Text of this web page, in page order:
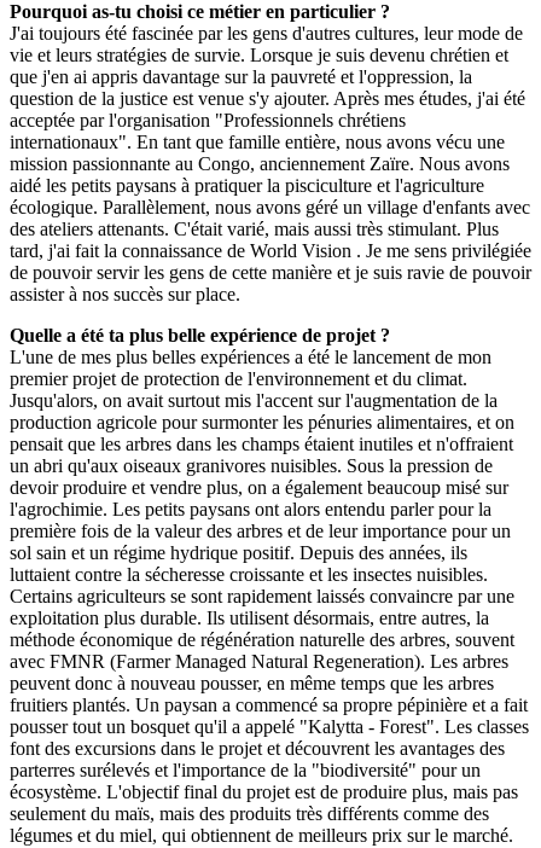
Pourquoi as-tu choisi ce métier en particulier ?
J'ai toujours été fascinée par les gens d'autres cultures, leur mode de
vie et leurs stratégies de survie. Lorsque je suis devenu chrétien et
que j'en ai appris davantage sur la pauvreté et l'oppression, la
question de la justice est venue s'y ajouter. Après mes études, j'ai été
acceptée par l'organisation "Professionnels chrétiens
internationaux". En tant que famille entière, nous avons vécu une
mission passionnante au Congo, anciennement Zaïre. Nous avons
aidé les petits paysans à pratiquer la pisciculture et l'agriculture
écologique. Parallèlement, nous avons géré un village d'enfants avec
des ateliers attenants. C'était varié, mais aussi très stimulant. Plus
tard, j'ai fait la connaissance de World Vision . Je me sens privilégiée
de pouvoir servir les gens de cette manière et je suis ravie de pouvoir
assister à nos succès sur place.
Quelle a été ta plus belle expérience de projet ?
L'une de mes plus belles expériences a été le lancement de mon
premier projet de protection de l'environnement et du climat.
Jusqu'alors, on avait surtout mis l'accent sur l'augmentation de la
production agricole pour surmonter les pénuries alimentaires, et on
pensait que les arbres dans les champs étaient inutiles et n'offraient
un abri qu'aux oiseaux granivores nuisibles. Sous la pression de
devoir produire et vendre plus, on a également beaucoup misé sur
l'agrochimie. Les petits paysans ont alors entendu parler pour la
première fois de la valeur des arbres et de leur importance pour un
sol sain et un régime hydrique positif. Depuis des années, ils
luttaient contre la sécheresse croissante et les insectes nuisibles.
Certains agriculteurs se sont rapidement laissés convaincre par une
exploitation plus durable. Ils utilisent désormais, entre autres, la
méthode économique de régénération naturelle des arbres, souvent
avec FMNR (Farmer Managed Natural Regeneration). Les arbres
peuvent donc à nouveau pousser, en même temps que les arbres
fruitiers plantés. Un paysan a commencé sa propre pépinière et a fait
pousser tout un bosquet qu'il a appelé "Kalytta - Forest". Les classes
font des excursions dans le projet et découvrent les avantages des
parterres surélevés et l'importance de la "biodiversité" pour un
écosystème. L'objectif final du projet est de produire plus, mais pas
seulement du maïs, mais des produits très différents comme des
légumes et du miel, qui obtiennent de meilleurs prix sur le marché.